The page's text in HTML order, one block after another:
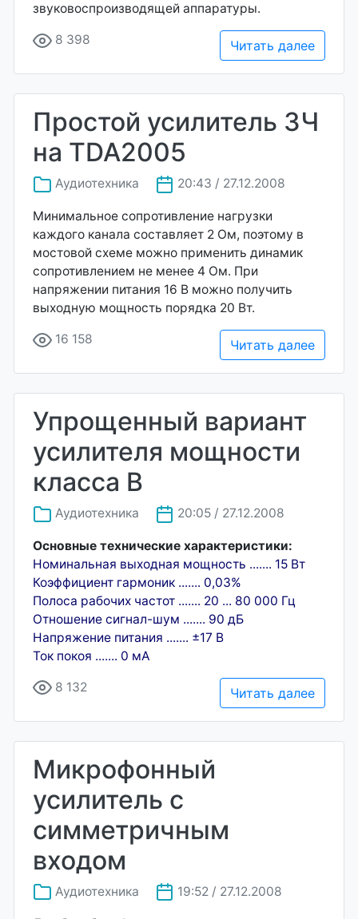
звуковоспроизводящей аппаратуры.
8 398 Читать далее
Простой усилитель ЗЧ
на TDA2005
Аудиотехника 20:43 / 27.12.2008
Минимальное сопротивление нагрузки
каждого канала составляет 2 Ом, поэтому в
мостовой схеме можно применить динамик
сопротивлением не менее 4 Ом. При
напряжении питания 16 В можно получить
выходную мощность порядка 20 Вт.
16 158 Читать далее
Упрощенный вариант
усилителя мощности
класса В
Аудиотехника 20:05 / 27.12.2008
Основные технические характеристики:
Номинальная выходная мощность ....... 15 Вт
Коэффициент гармоник ....... 0,03%
Полоса рабочих частот ....... 20 ... 80 000 Гц
Отношение сигнал-шум ....... 90 дБ
Напряжение питания ....... ±17 В
Ток покоя ....... 0 мА
8 132 Читать далее
Микрофонный
усилитель с
симметричным
входом
Аудиотехника 19:52 / 27.12.2008